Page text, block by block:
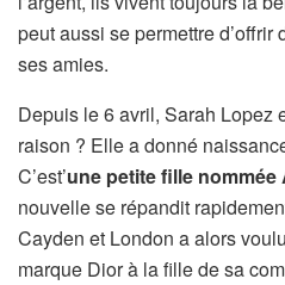
peut aussi se permettre
ses amies.
Depuis le 6 avril, Sarah Lopez
raison ? Elle a donné
C’est’une petite fille nommée
nouvelle se répandit
Cayden et London a alors
marque Dior à la fille de sa